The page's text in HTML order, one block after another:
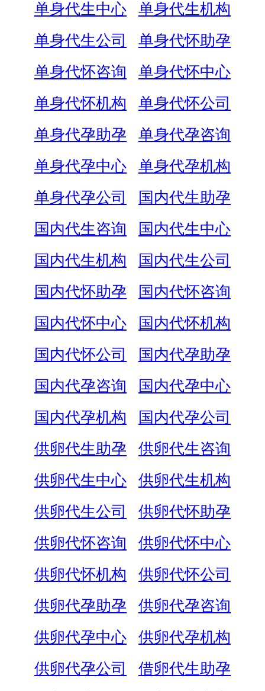
单身代生中心
单身代生机构
单身代生公司
单身代怀助孕
单身代怀咨询
单身代怀中心
单身代怀机构
单身代怀公司
单身代孕助孕
单身代孕咨询
单身代孕中心
单身代孕机构
单身代孕公司
国内代生助孕
国内代生咨询
国内代生中心
国内代生机构
国内代生公司
国内代怀助孕
国内代怀咨询
国内代怀中心
国内代怀机构
国内代怀公司
国内代孕助孕
国内代孕咨询
国内代孕中心
国内代孕机构
国内代孕公司
供卵代生助孕
供卵代生咨询
供卵代生中心
供卵代生机构
供卵代生公司
供卵代怀助孕
供卵代怀咨询
供卵代怀中心
供卵代怀机构
供卵代怀公司
供卵代孕助孕
供卵代孕咨询
供卵代孕中心
供卵代孕机构
供卵代孕公司
借卵代生助孕